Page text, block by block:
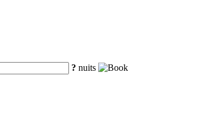
? nuits